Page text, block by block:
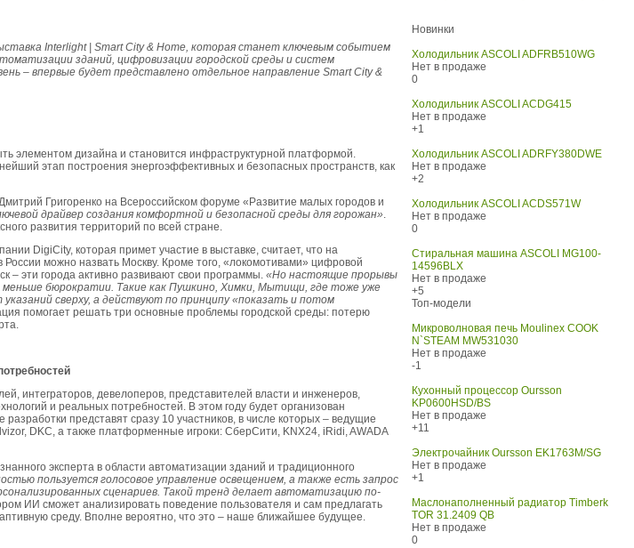
Interlight | Smart City & Home, которая станет ключевым событием
зданий, цифровизации городской среды и систем
‒ впервые будет представлено отдельное направление Smart City &
элементом дизайна и становится инфраструктурной платформой.
этап построения энергоэффективных и безопасных пространств, как
Григоренко на Всероссийском форуме «Развитие малых городов и
драйвер создания комфортной и безопасной среды для горожан».
развития территорий по всей стране.
DigiCity, которая примет участие в выставке, считает, что на
можно назвать Москву. Кроме того, «локомотивами» цифровой
– эти города активно развивают свои программы. «Но настоящие прорывы
меньше бюрократии. Такие как Пушкино, Химки, Мытищи, где тоже уже
сверху, а действуют по принципу «показать и потом
помогает решать три основные проблемы городской среды: потерю
интеграторов, девелоперов, представителей власти и инженеров,
и реальных потребностей. В этом году будет организован
представят сразу 10 участников, в числе которых – ведущие
DKC, а также платформенные игроки: СберСити, KNX24, iRidi, AWADA
эксперта в области автоматизации зданий и традиционного
пользуется голосовое управление освещением, а также есть запрос
сценариев. Такой тренд делает автоматизацию по-
ИИ сможет анализировать поведение пользователя и сам предлагать
среду. Вполне вероятно, что это – наше ближайшее будущее.
Новинки
Холодильник ASCOLI ADFRB510WG
Нет в продаже
0
Холодильник ASCOLI ACDG415
Нет в продаже
+1
Холодильник ASCOLI ADRFY380DWE
Нет в продаже
+2
Холодильник ASCOLI ACDS571W
Нет в продаже
0
Стиральная машина ASCOLI MG100-
14596BLX
Нет в продаже
+5
Топ-модели
Микроволновая печь Moulinex COOK
N`STEAM MW531030
Нет в продаже
-1
Кухонный процессор Oursson
KP0600HSD/BS
Нет в продаже
+11
Электрочайник Oursson EK1763M/SG
Нет в продаже
+1
Маслонаполненный радиатор Timberk
TOR 31.2409 QB
Нет в продаже
0